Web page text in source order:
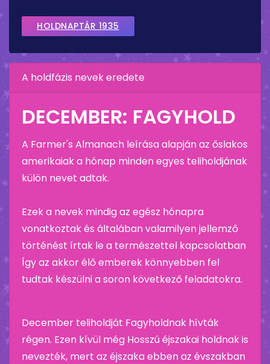
HOLDNAPTÁR 1935
A holdfázis nevek eredete
DECEMBER: FAGYHOLD
A Farmer's Almanach leírása alapján az őslakos
amerikaiak a hónap minden egyes teliholdjának
külön nevet adtak.
Ezek a nevek mindig az egész hónapra
vonatkoztak és általában valamilyen jellemző
történést írtak le a természettel kapcsolatban
Így az akkor élő emberek könnyebben fel
tudtak készülni a soron következő feladatokra.
December teliholdját Fagyholdnak hívták
régen. Ezen kívül még Hosszú éjszakai holdnak is
nevezték, mert az éjszaka ebben az évszakban